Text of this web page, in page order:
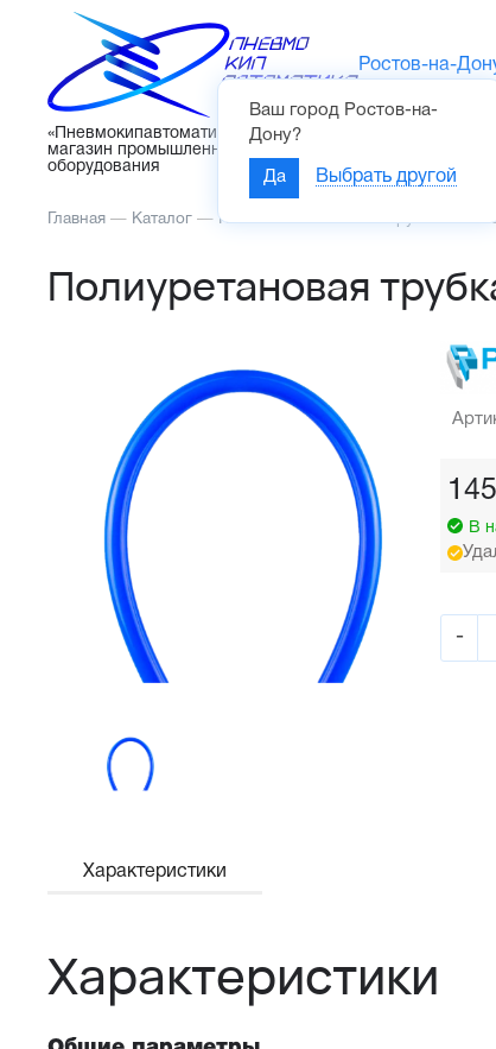
«Пневмокипавтоматика» – интернет-
магазин промышленного
оборудования
Ростов-на-
Ваш город Ростов-на-
Дону?
Да Выбрать другой
Главная — Каталог — Пневмоавтоматика —Трубка
Полиуретановая
В
-
Характеристики
Характеристики